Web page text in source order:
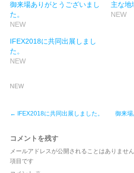
御来場ありがとうございまし
た。
NEW
主な地
NEW
IFEX2018に共同出展しまし
た。
NEW
NEW
navigation
← IFEX2018に共同出展しました。 御来場
コメントを残す
メールアドレスが公開されることはありません
項目です